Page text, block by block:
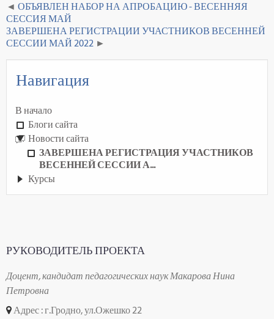
ОБЪЯВЛЕН НАБОР НА АПРОБАЦИЮ - ВЕСЕННЯЯ
СЕССИЯ МАЙ
ЗАВЕРШЕНА РЕГИСТРАЦИИ УЧАСТНИКОВ ВЕСЕННЕЙ
СЕССИИ МАЙ 2022
Навигация
В начало
Блоги сайта
Новости сайта
ЗАВЕРШЕНА РЕГИСТРАЦИЯ УЧАСТНИКОВ
ВЕСЕННЕЙ СЕССИИ А...
Курсы
РУКОВОДИТЕЛЬ ПРОЕКТА
Доцент, кандидат педагогических наук Макарова Нина
Петровна
Адрес : г.Гродно, ул.Ожешко 22